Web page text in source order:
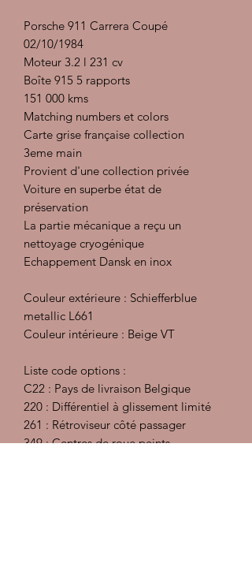
Porsche 911 Carrera Coupé
02/10/1984
Moteur 3.2 l 231 cv
Boîte 915 5 rapports
151 000 kms
Matching numbers et colors
Carte grise française collection
3eme main
Provient d'une collection privée
Voiture en superbe état de
préservation
La partie mécanique a reçu un
nettoyage cryogénique
Echappement Dansk en inox
Couleur extérieure : Schiefferblue
metallic L661
Couleur intérieure : Beige VT
Liste code options :
C22 : Pays de livraison Belgique
220 : Différentiel à glissement limité
261 : Rétroviseur côté passager
349 : Centres de roue peints